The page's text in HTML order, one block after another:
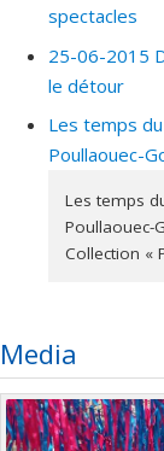
spectacles
25-06-2015
le détour
Les temps
Poullaouec-
Les temps
Poullaouec-
Collection «
Media